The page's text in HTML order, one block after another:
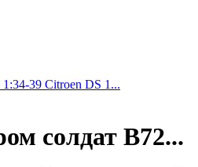
39 Citroen DS 1...
солдат В72...